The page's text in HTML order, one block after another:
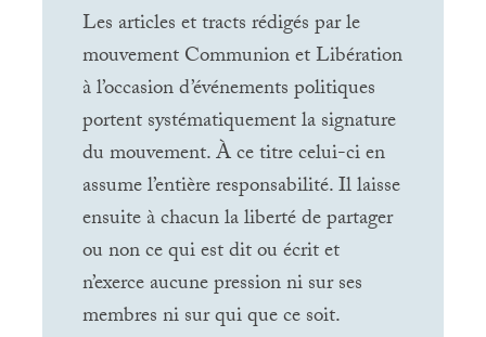
Les articles et tracts rédigés par le
mouvement Communion et Libération
à l’occasion d’événements politiques
portent systématiquement la signature
du mouvement. À ce titre celui-ci en
assume l’entière responsabilité. Il laisse
ensuite à chacun la liberté de partager
ou non ce qui est dit ou écrit et
n’exerce aucune pression ni sur ses
membres ni sur qui que ce soit.